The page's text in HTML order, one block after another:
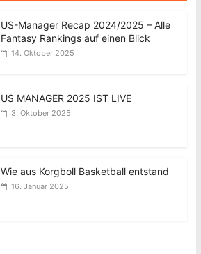
US-Manager Recap 2024/2025 – Alle
Fantasy Rankings auf einen Blick
14. Oktober 2025
US MANAGER 2025 IST LIVE
3. Oktober 2025
Wie aus Korgboll Basketball entstand
16. Januar 2025